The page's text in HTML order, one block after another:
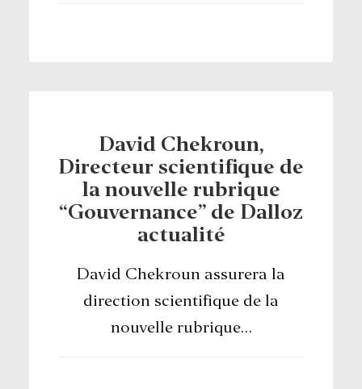
David Chekroun,
Directeur scientifique de
la nouvelle rubrique
“Gouvernance” de Dalloz
actualité
David Chekroun assurera la
direction scientifique de la
nouvelle rubrique…